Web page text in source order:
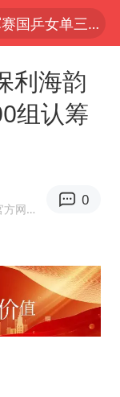
WTT横滨冠军赛国乒女单三将晋级四强
马克·艾伦退出斯诺克中国公开赛
新疆优化调整景区内自驾服务费
情侣在平潭拍日出时坠崖致一死一伤
台当局重金为“台独”织“皇帝新衣”
几元成本的AI广告导致千万市值蒸发
宋蓬逝世
利海韵
组认筹
·房地产导刊官方网易号
0